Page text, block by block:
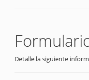
Detalle la siguiente